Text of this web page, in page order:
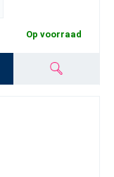
Op voorraad